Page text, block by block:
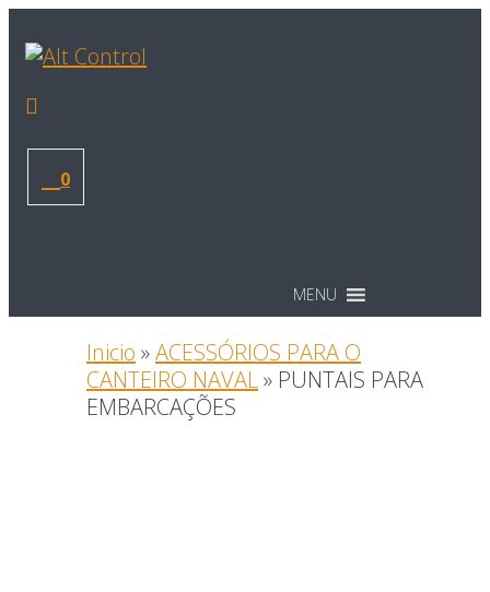
0
MENU
Inicio »ACESSÓRIOS PARA O
CANTEIRO NAVAL» PUNTAIS PARA
EMBARCAÇÕES